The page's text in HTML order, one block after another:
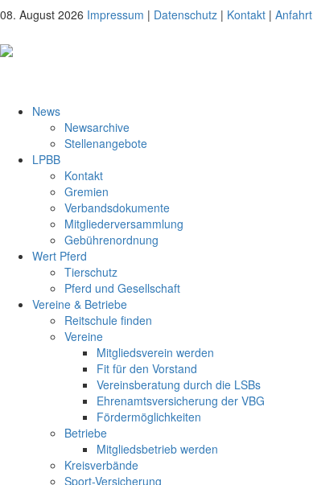
08. August 2026 Impressum | Datenschutz | Kontakt | Anfahrt
News
Newsarchive
Stellenangebote
LPBB
Kontakt
Gremien
Verbandsdokumente
Mitgliederversammlung
Gebührenordnung
Wert Pferd
Tierschutz
Pferd und Gesellschaft
Vereine & Betriebe
Reitschule finden
Vereine
Mitgliedsverein werden
Fit für den Vorstand
Vereinsberatung durch die LSBs
Ehrenamtsversicherung der VBG
Fördermöglichkeiten
Betriebe
Mitgliedsbetrieb werden
Kreisverbände
Sport-Versicherung